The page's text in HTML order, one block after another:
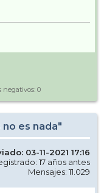
negativos: 0
no es nada"
03-11-2021 17:16
17 años antes
Mensajes: 11.029